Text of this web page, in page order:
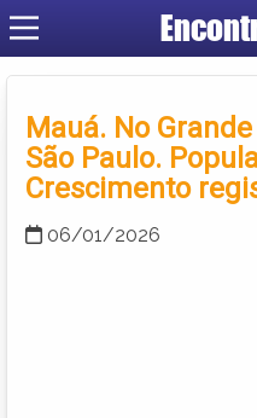
Mauá. No
São Paulo.
Crescimento
06/01/2026